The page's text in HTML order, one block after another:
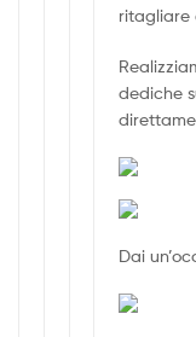
ritagliare
dediche
Dai